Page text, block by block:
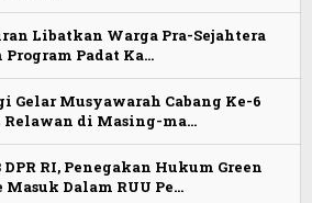
Libatkan Warga Pra-Sejahtera
Padat Ka…
Gelar Musyawarah Cabang Ke-6
Relawan di Masing-ma…
RI, Penegakan Hukum Green
Dalam RUU Pe…